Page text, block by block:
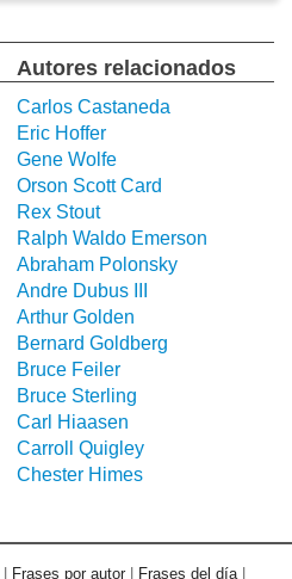
Autores relacionados
Carlos Castaneda
Eric Hoffer
Gene Wolfe
Orson Scott Card
Rex Stout
Ralph Waldo Emerson
Abraham Polonsky
Andre Dubus III
Arthur Golden
Bernard Goldberg
Bruce Feiler
Bruce Sterling
Carl Hiaasen
Carroll Quigley
Chester Himes
| Frases por autor | Frases del día |